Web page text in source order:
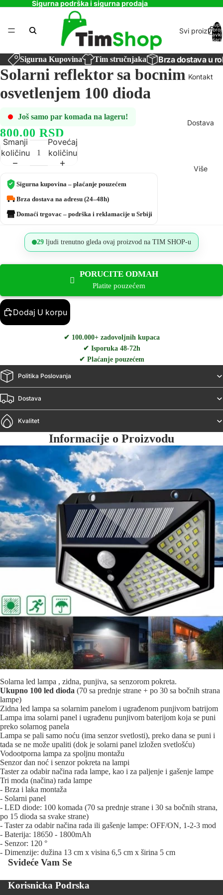
Sigurna podrška i sigurna prodaja
Svi proizvodi
Kontakt
Dostava
Više
broj
stavki
Sigurna Kupovina Tim stručnjaka Brza dostava u
Solarni reflektor sa bocnim
osvetlenjem 100 dioda
Još samo par komada na lageru!
800.00 RSD
Smanji
količinu
Povećaj
količinu
Sigurna kupovina – plaćanje pouzećem
Brza dostava na adresu (24–48h)
Domaći trgovac – podrška i reklamacije u Srbiji
29 ljudi trenutno gleda ovaj proizvod na TIM SHOP-u
PORUCITE ODMAH
Platite pouzećem
Dodaj U korpu
✔ 100.000+ zadovoljnih kupaca
✔ Isporuka 48-72h
✔ Plaćanje pouzećem
Politika Poslovanja
Dostava
Kvalitet
Informacije o Proizvodu
Solarna led lampa , zidna, punjiva, sa senzorom pokreta.
Ukupno 100 led dioda (70 sa prednje strane + po 30 sa bočnih strana
lampe)
Zidna led lampa sa solarnim panelom i ugrađenom punjivom batrijom
Lampa ima solarni panel i ugrađenu punjivom baterijom koja se puni
preko solarnog panela
Lampa se pali samo noću (ima senzor svetlosti), preko dana se puni i
tada se ne može upaliti (dok je solarni panel izložen svetlošću)
Vodootporna lampa za spoljnu montažu
Senzor dan noć i senzor pokreta na lampi
Taster za odabir načina rada lampe, kao i za paljenje i gašenje lampe
Tri moda (načina) rada lampe
- Brza i laka montaža
- Solarni panel
- LED diode: 100 komada (70 sa prednje strane i 30 sa bočnih strana,
po 15 dioda sa svake strane)
- Taster za odabir načina rada ili gašenje lampe: OFF/ON, 1-2-3 mod
- Baterija: 18650 - 1800mAh
- Senzor: 120 °
- Dimenzije: dužina 13 cm x visina 6,5 cm x širina 5 cm
Svideće Vam Se
Korisnicka Podrska